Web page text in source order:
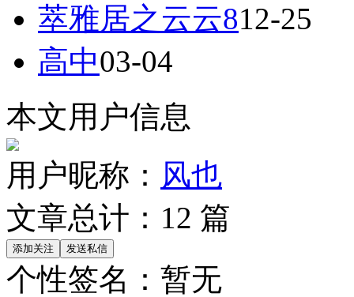
萃雅居之云云812-25
高中03-04
本文用户信息
用户昵称： 风也
文章总计： 12 篇
个性签名： 暂无